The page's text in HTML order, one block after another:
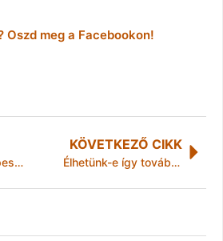
Oszd meg a Facebookon!
Bíróság előtt Szepessy Zsolt, a volt monoki polgármester
KÖVETKEZŐ CIKK
Élhetünk-e így tovább?